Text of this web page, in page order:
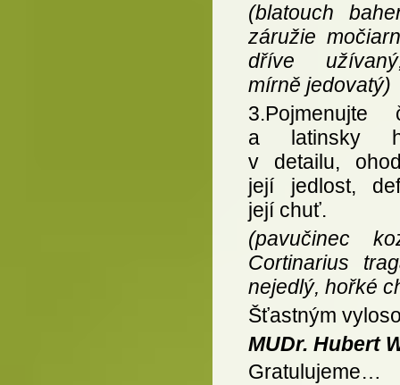
(blatouch
záružie
dříve
mírně jedovatý)
3.Pojmenujte
a latinsky
v detailu,
její jedlost,
její chuť.
(pavučinec
Cortinarius
nejedlý, hořké
Šťastným
MUDr. Hubert
Gratulujeme…